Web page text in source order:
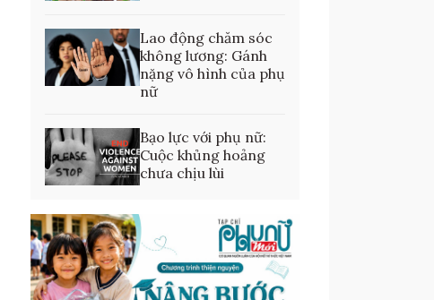
Lao động chăm sóc
không lương: Gánh
nặng vô hình của phụ
nữ
Bạo lực với phụ nữ:
Cuộc khủng hoảng
chưa chịu lùi